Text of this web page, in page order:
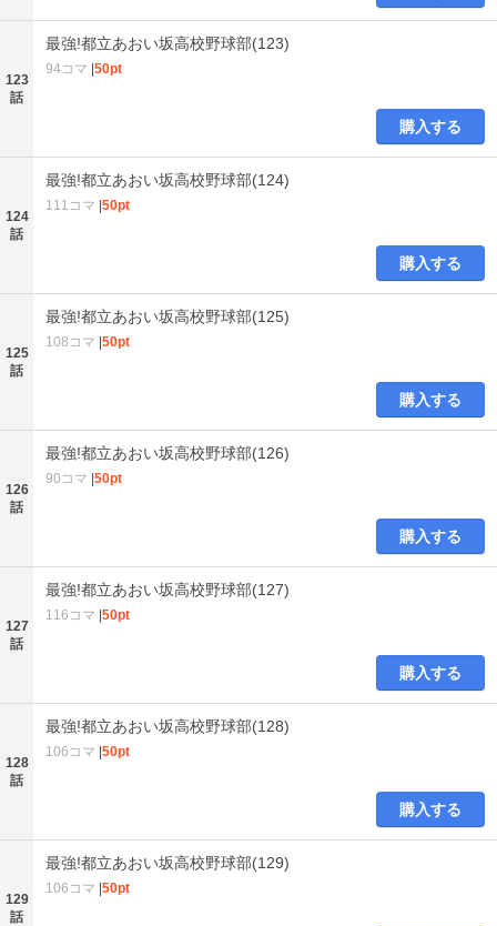
123
話
最強!都立あおい坂高校野球部(123)
94コマ 50pt
購入する
124
話
最強!都立あおい坂高校野球部(124)
111コマ 50pt
購入する
125
話
最強!都立あおい坂高校野球部(125)
108コマ 50pt
購入する
126
話
最強!都立あおい坂高校野球部(126)
90コマ 50pt
購入する
127
話
最強!都立あおい坂高校野球部(127)
116コマ 50pt
購入する
128
話
最強!都立あおい坂高校野球部(128)
106コマ 50pt
購入する
129
話
最強!都立あおい坂高校野球部(129)
106コマ 50pt